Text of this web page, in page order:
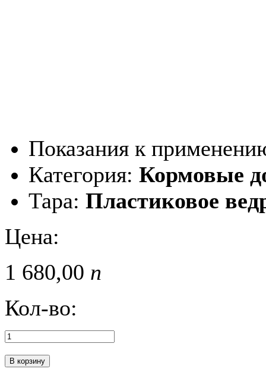
Показания к
Категория: Кормовые
Тара: Пластиковое
Цена:
1 680,00 п
Кол-во:
В корзину